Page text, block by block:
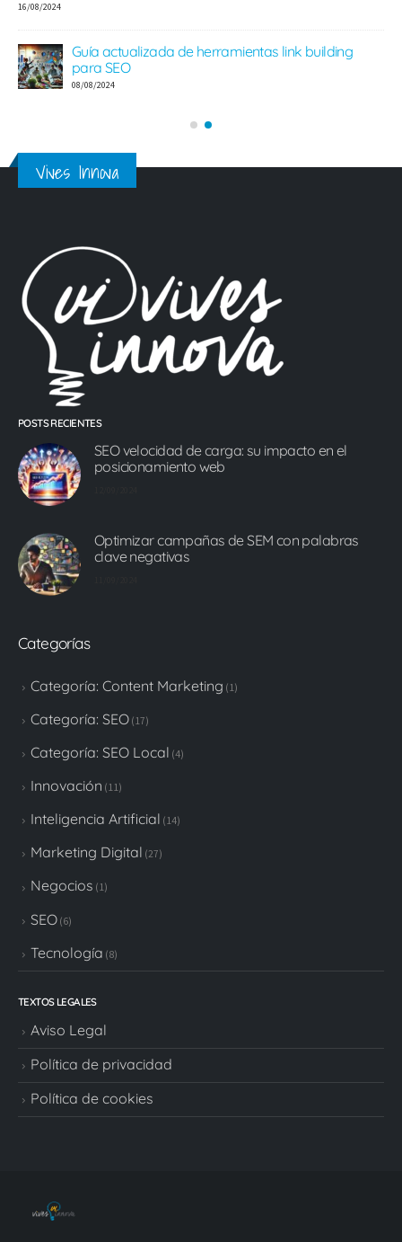
16/08/2024
Guía actualizada de herramientas link building
para SEO
08/08/2024
Vives Innova
POSTS RECIENTES
SEO velocidad de carga: su impacto en el
posicionamiento web
Optimizar campañas de SEM con palabras
clave negativas
Categorías
Categoría: Content Marketing (1)
Categoría: SEO (17)
Categoría: SEO Local (4)
Innovación (11)
Inteligencia Artificial (14)
Marketing Digital (27)
Negocios (1)
SEO (6)
Tecnología (8)
TEXTOS LEGALES
Aviso Legal
Política de privacidad
Política de cookies